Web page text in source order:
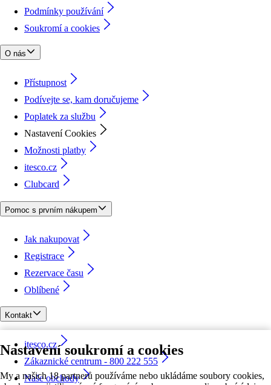
Nastavení soukromí a cookies
My a našich 18 partnerů používáme nebo ukládáme soubory cookies,
Podmínky používání
Soukromí a cookies
O nás
Přístupnost
Podívejte se, kam doručujeme
Poplatek za službu
Nastavení Cookies
Možnosti platby
itesco.cz
Clubcard
Pomoc s prvním nákupem
Jak nakupovat
Registrace
Rezervace času
Oblíbené
Kontakt
itesco.cz
Zákaznické centrum - 800 222 555
Naše obchody